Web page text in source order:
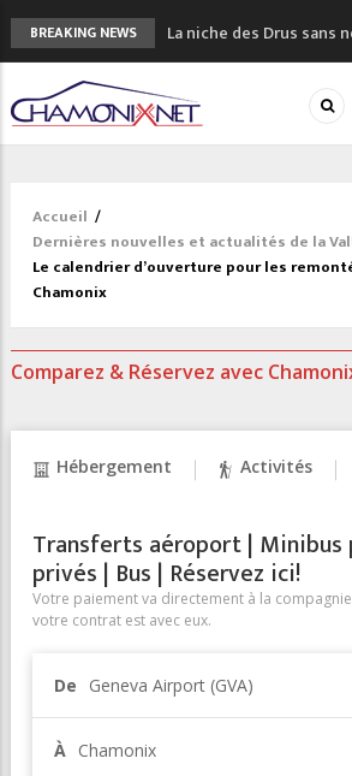
BREAKING NEWS
La niche des Drus sans
sécheresse en haute
3 bonnes raisons pour
Musée du Mont-Blanc
Accidents en
à pied à Chamonix
3eme Chamonix Vallée
Accueil /
Dernières nouvelles et actualités de la
Le calendrier d’ouverture pour les
Chamonix
Comparez & Réservez avec
Hébergement Activités
Transferts aéroport |
privés | Bus | Réservez ici!
Votre paiement va directement à la
votre contrat est avec eux.
De Geneva Airport (GVA)
À Chamonix